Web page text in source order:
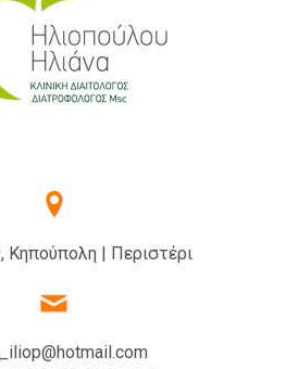
Κηπούπολη | Περιστέρι